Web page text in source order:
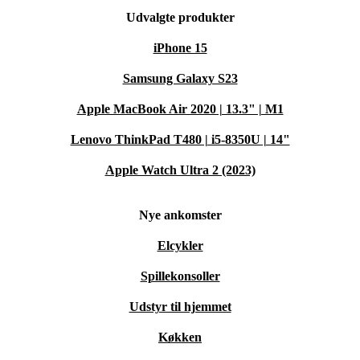
Udvalgte produkter
iPhone 15
Samsung Galaxy S23
Apple MacBook Air 2020 | 13.3" | M1
Lenovo ThinkPad T480 | i5-8350U | 14"
Apple Watch Ultra 2 (2023)
Nye ankomster
Elcykler
Spillekonsoller
Udstyr til hjemmet
Køkken